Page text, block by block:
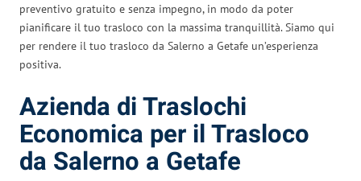
preventivo gratuito e senza impegno, in modo da poter
pianificare il tuo trasloco con la massima tranquillità. Siamo qui
per rendere il tuo trasloco da Salerno a Getafe un’esperienza
positiva.
Azienda di Traslochi
Economica per il Trasloco
da Salerno a Getafe